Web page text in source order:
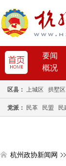
要闻
概况
区县： 上城区 拱墅区
党派： 民革 民盟 民
杭州政协新闻网